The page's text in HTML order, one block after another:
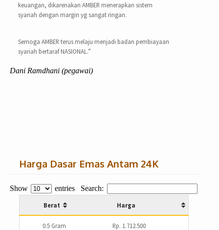
keuangan, dikarenakan AMBER menerapkan sistem
syariah dengan margin yg sangat ringan.
Semoga AMBER terus melaju menjadi badan pembiayaan
syariah bertaraf NASIONAL.”
Dani Ramdhani (pegawai)
Harga Dasar Emas Antam 24K
Show entries Search:
Berat Harga
0.5 Gram Rp. 1.712.500